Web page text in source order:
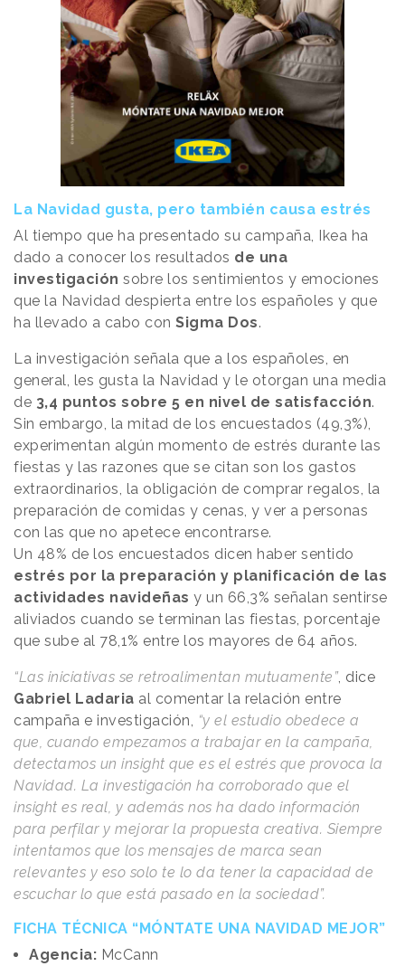
La Navidad gusta, pero también causa estrés
Al tiempo que ha presentado su campaña, Ikea ha
dado a conocer los resultados de una
investigación sobre los sentimientos y emociones
que la Navidad despierta entre los españoles y que
ha llevado a cabo con Sigma Dos.
La investigación señala que a los españoles, en
general, les gusta la Navidad y le otorgan una media
de 3,4 puntos sobre 5 en nivel de satisfacción.
Sin embargo, la mitad de los encuestados (49,3%),
experimentan algún momento de estrés durante las
fiestas y las razones que se citan son los gastos
extraordinarios, la obligación de comprar regalos, la
preparación de comidas y cenas, y ver a personas
con las que no apetece encontrarse.
Un 48% de los encuestados dicen haber sentido
estrés por la preparación y planificación de las
actividades navideñas y un 66,3% señalan sentirse
aliviados cuando se terminan las fiestas, porcentaje
que sube al 78,1% entre los mayores de 64 años.
“Las iniciativas se retroalimentan mutuamente”, dice
Gabriel Ladaria al comentar la relación entre
campaña e investigación, “y el estudio obedece a
que, cuando empezamos a trabajar en la campaña,
detectamos un insight que es el estrés que provoca la
Navidad. La investigación ha corroborado que el
insight es real, y además nos ha dado información
para perfilar y mejorar la propuesta creativa. Siempre
intentamos que los mensajes de marca sean
relevantes y eso solo te lo da tener la capacidad de
escuchar lo que está pasado en la sociedad”.
FICHA TÉCNICA “MÓNTATE UNA NAVIDAD MEJOR”
Agencia: McCann